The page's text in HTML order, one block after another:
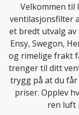
Velkommen
ventilasjonsfilter
et bredt utvalg av
Ensy, Swegon,
og rimelige frakt
trenger til ditt
trygg på at du
priser. Opplev
ren luft